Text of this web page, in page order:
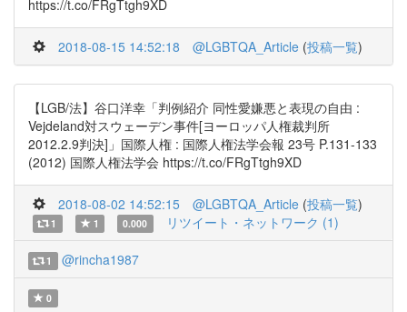
https://t.co/FRgTtgh9XD
2018-08-15 14:52:18 @LGBTQA_Article (投稿一覧)
【LGB/法】谷口洋幸「判例紹介 同性愛嫌悪と表現の自由 :
Vejdeland対スウェーデン事件[ヨーロッパ人権裁判所
2012.2.9判決]」国際人権 : 国際人権法学会報 23号 P.131-133
(2012) 国際人権法学会 https://t.co/FRgTtgh9XD
2018-08-02 14:52:15 @LGBTQA_Article (投稿一覧)
1 1 0.000 リツイート・ネットワーク (1)
1 @rincha1987
0